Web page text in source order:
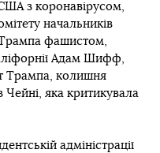
з коронавірусом,
начальників
Трампа фашистом,
Адам Шифф,
Трампа, колишня
Чейні, яка критикувала
адміністрації